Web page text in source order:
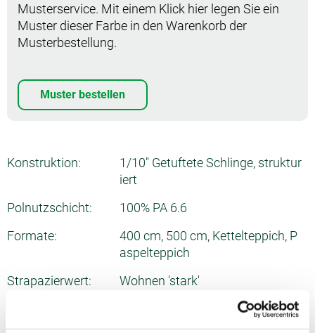
Musterservice. Mit einem Klick hier legen Sie ein
Muster dieser Farbe in den Warenkorb der
Musterbestellung.
Muster bestellen
Konstruktion:
1/10" Getuftete Schlinge, struktur
iert
Polnutzschicht:
100% PA 6.6
Formate:
400 cm, 500 cm, Kettelteppich, P
aspelteppich
Strapazierwert:
Wohnen 'stark'